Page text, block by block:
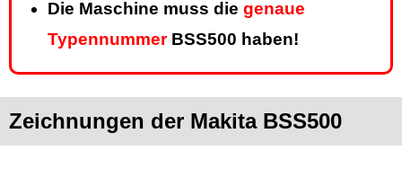
Die Maschine muss die genaue
TypennummerBSS500 haben!
Zeichnungen der Makita BSS500